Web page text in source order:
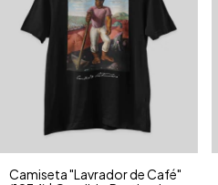
Camiseta "Lavrador de Café"